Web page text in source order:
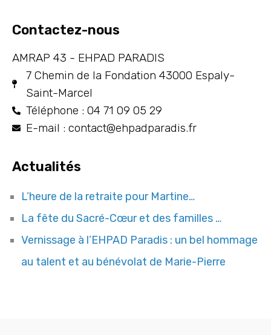
Contactez-nous
AMRAP 43 - EHPAD PARADIS
7 Chemin de la Fondation 43000 Espaly-
Saint-Marcel
Téléphone : 04 71 09 05 29
E-mail : contact@ehpadparadis.fr
Actualités
L’heure de la retraite pour Martine…
La fête du Sacré-Cœur et des familles …
Vernissage à l’EHPAD Paradis : un bel hommage
au talent et au bénévolat de Marie-Pierre